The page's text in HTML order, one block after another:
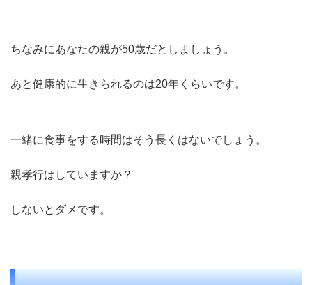
ちなみにあなたの親が50歳だとしましょう。
あと健康的に生きられるのは20年くらいです。
一緒に食事をする時間はそう長くはないでしょう。
親孝行はしていますか？
しないとダメです。